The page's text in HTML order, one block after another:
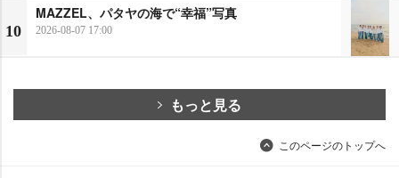
10
MAZZEL、パタヤの海で“幸福”写真
2026-08-07 17:00
もっと見る
このページのトップへ